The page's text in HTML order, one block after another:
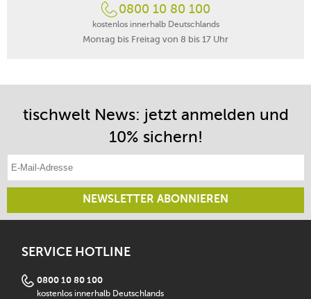
0800 10 80 100
kostenlos innerhalb Deutschlands
Montag bis Freitag von 8 bis 17 Uhr
tischwelt News: jetzt anmelden und
10% sichern!
NEWSLETTER ABONNIEREN
SERVICE HOTLINE
0800 10 80 100
kostenlos innerhalb Deutschlands